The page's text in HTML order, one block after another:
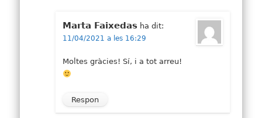
Marta Faixedas ha dit:
11/04/2021 a les 16:29
Moltes gràcies! Sí, i a tot arreu!
Respon